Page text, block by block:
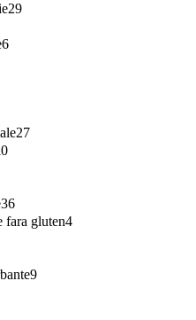
29
6
27
0
36
fara gluten4
9